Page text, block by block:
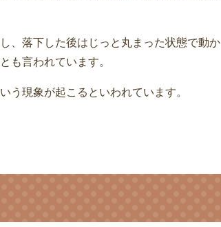
、落下した後はじっと丸まった状態で動か
も言われています。
う現象が起こるといわれています。